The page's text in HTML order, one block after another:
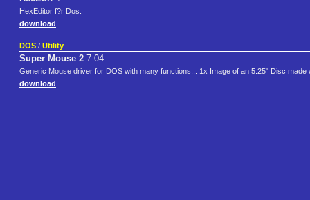
HexEditor f?r Dos.
download
DOS / Utility
Super Mouse 2 7.04
Generic Mouse driver for DOS with many functions... 1x Image of an 5.25" Disc made
download